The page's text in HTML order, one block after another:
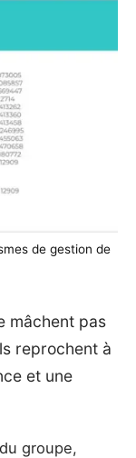
de gestion de
mâchent pas
reprochent à
et une
groupe,